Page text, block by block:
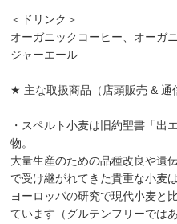
＜ドリンク＞
オーガニックコーヒー、オーガ
ジャーエール
★ 主な取扱商品（店頭販
・スペルト小麦は旧約聖書「出
物。
大量生産のための品種改良や遺
で受け継がれてきた貴重な小麦は
ヨーロッパの研究で現代小麦と
ています（グルテンフリーでは